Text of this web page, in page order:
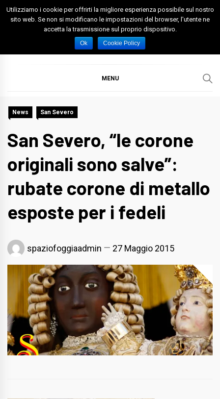
Skip
Spazio Foggia
Foggia News Calcio Eventi e Attività nella Capitanata
MENU
News San Severo
San Severo, “le corone
originali sono salve”:
rubate corone di metallo
esposte per i fedeli
spaziofoggiaadmin 27 Maggio 2015
Utilizziamo i cookie per offrirti la migliore esperienza possibile sul nostro
sito web. Se non si modificano le impostazioni del browser, l'utente ne
accetta la trasmissione sul proprio dispositivo.
Ok Cookie Policy